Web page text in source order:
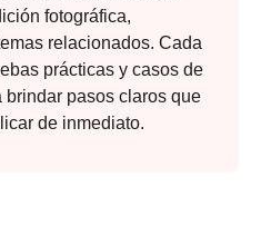
fotográfica,
relacionados. Cada
prácticas y casos de
brindar pasos claros que
de inmediato.